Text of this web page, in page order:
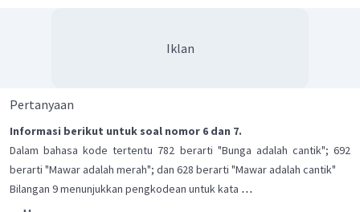
Iklan
Pertanyaan
Informasi berikut untuk soal nomor 6 dan 7.
Dalam bahasa kode tertentu 782 berarti "Bunga adalah cantik"; 692
berarti "Mawar adalah merah"; dan 628 berarti "Mawar adalah cantik"
Bilangan 9 menunjukkan pengkodean untuk kata ...